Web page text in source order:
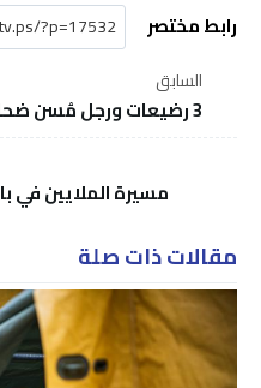
رابط مختصر
السابق
3 رضيعات ورجل مُسن ضحايا جدد للبرد القارس في سوريا
مسيرة الملايين في
مقالات ذات صلة